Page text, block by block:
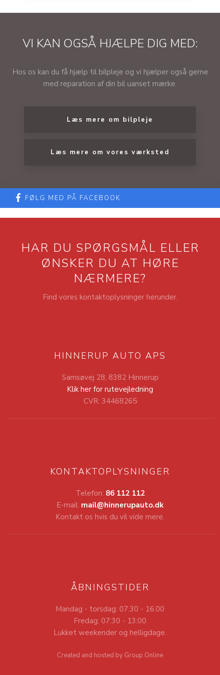
VI KAN OGSÅ HJÆLPE DIG MED:
​Hos os kan du få hjælp til bilpleje og vi hjælper også gerne
med reparation af din bil uanset mærke.
Læs mere om bilpleje​
Læs mere om vores værksted
FØLG MED PÅ FACEBOOK
HAR DU SPØRGSMÅL ELLER
​ØNSKER DU AT HØRE
NÆRMERE?
Find vores kontaktoplysninger herunder.
HINNERUP AUTO APS
Samsøvej 28, 8382 Hinnerup
Klik her for rutevejledning
CVR: 34468265
KONTAKTOPLYSNINGER
Telefon: 86 112 112
E-mail: mail@hinnerupauto.dk
Kontakt os hvis du vil vide mere.
ÅBNINGSTIDER
Mandag - torsdag: 07.30 - 16.00
Fredag: 07:30 - 13:00
Lukket weekender og helligdage.
Created and hosted by Group Online